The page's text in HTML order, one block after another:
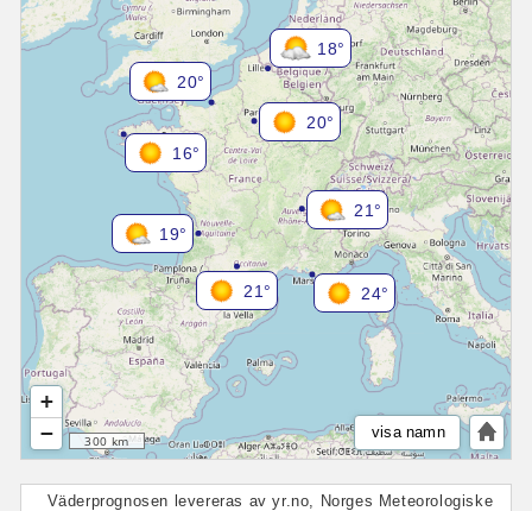
20°
21°
24°
16°
21°
19°
18°
20°
+
−
300 km visa namn
Väderprognosen levereras av yr.no, Norges Meteorologiske